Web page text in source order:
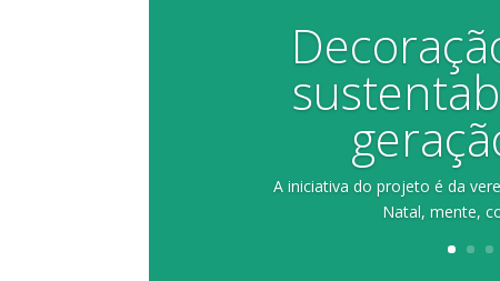
A iniciativa do projeto é da
Natal, mente,